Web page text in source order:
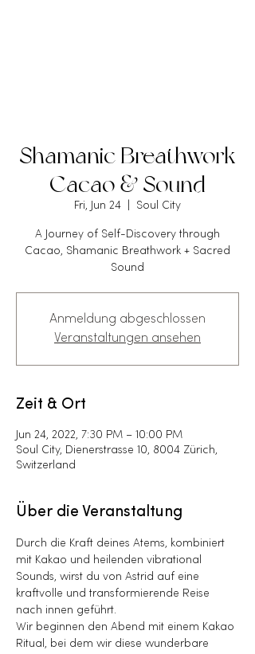
Shamanic Breathwork
Cacao & Sound
Fri, Jun 24 Soul City
A Journey of Self-Discovery through
Cacao, Shamanic Breathwork + Sacred
Sound
Anmeldung abgeschlossen
Veranstaltungen ansehen
Zeit & Ort
Jun 24, 2022, 7:30 PM – 10:00 PM
Soul City, Dienerstrasse 10, 8004 Zürich,
Switzerland
Über die Veranstaltung
Durch die Kraft deines Atems, kombiniert
mit Kakao und heilenden vibrational
Sounds, wirst du von Astrid auf eine
kraftvolle und transformierende Reise
nach innen geführt.
Wir beginnen den Abend mit einem Kakao
Ritual, bei dem wir diese wunderbare